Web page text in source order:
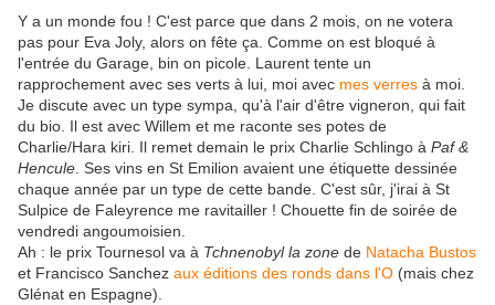
Y a un monde fou ! C'est parce que dans 2 mois, on ne votera
pas pour Eva Joly, alors on fête ça. Comme on est bloqué à
l'entrée du Garage, bin on picole. Laurent tente un
rapprochement avec ses verts à lui, moi avec mes verres à moi.
Je discute avec un type sympa, qu'à l'air d'être vigneron, qui fait
du bio. Il est avec Willem et me raconte ses potes de
Charlie/Hara kiri. Il remet demain le prix Charlie Schlingo à Paf &
Hencule . Ses vins en St Emilion avaient une étiquette dessinée
chaque année par un type de cette bande. C'est sûr, j'irai à St
Sulpice de Faleyrence me ravitailler ! Chouette fin de soirée de
vendredi angoumoisien.
Ah : le prix Tournesol va à Tchnenobyl la zone de Natacha Bustos
et Francisco Sanchez aux éditions des ronds dans l'O (mais chez
Glénat en Espagne).